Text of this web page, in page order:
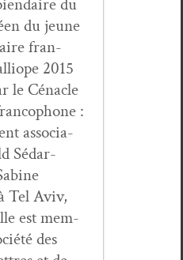
du
du jeune
fran­
2015
le Céna­cle
:
asso­ci­a­
Sédar-
Tel Aviv,
est mem­
des